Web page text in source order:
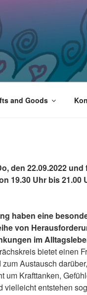
and Goods
den 22.09.2022 und
19.30 Uhr bis 21.00
haben eine
von
im
bietet einen
Austausch
um Krafttanken,
vielleicht entstehen